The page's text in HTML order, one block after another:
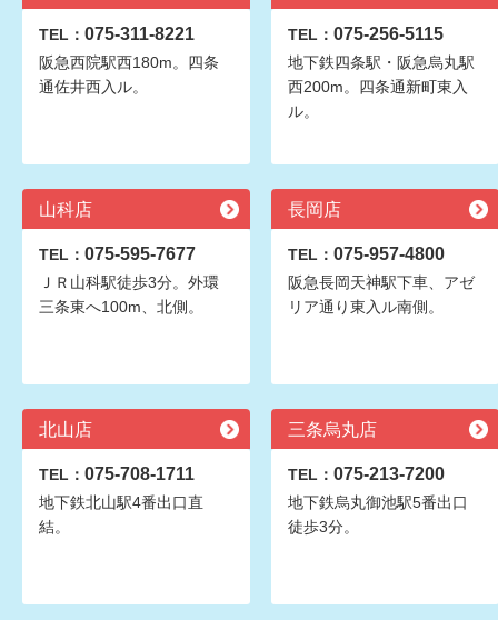
TEL： 075-311-8221
阪急西院駅西180m。四条
通佐井西入ル。
TEL： 075-256-5115
地下鉄四条駅・阪急烏丸駅
西200m。四条通新町東入
ル。
山科店
TEL： 075-595-7677
ＪＲ山科駅徒歩3分。外環
三条東へ100m、北側。
長岡店
TEL： 075-957-4800
阪急長岡天神駅下車、アゼ
リア通り東入ル南側。
北山店
TEL： 075-708-1711
地下鉄北山駅4番出口直
結。
三条烏丸店
TEL： 075-213-7200
地下鉄烏丸御池駅5番出口
徒歩3分。